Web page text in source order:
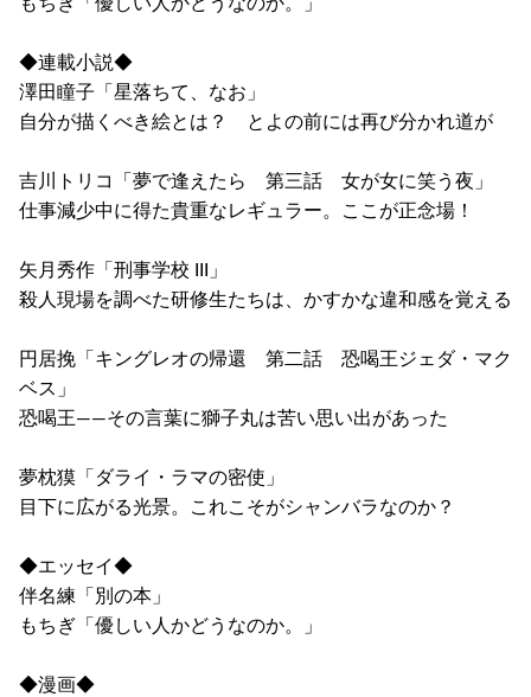
◆連載小説◆
澤田瞳子「星落ちて、なお」
自分が描くべき絵とは？ とよの前には再び分かれ道が
吉川トリコ「夢で逢えたら 第三話 女が女に笑う夜」
仕事減少中に得た貴重なレギュラー。ここが正念場！
矢月秀作「刑事学校 III」
殺人現場を調べた研修生たちは、かすかな違和感を覚える
円居挽「キングレオの帰還 第二話 恐喝王ジェダ・マク
ベス」
恐喝王――その言葉に獅子丸は苦い思い出があった
夢枕獏「ダライ・ラマの密使」
目下に広がる光景。これこそがシャンバラなのか？
◆エッセイ◆
伴名練「別の本」
もちぎ「優しい人かどうなのか。」
◆漫画◆